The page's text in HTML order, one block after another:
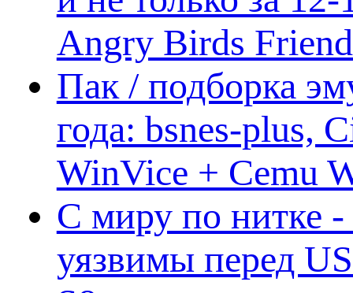
Angry Birds
Пак / подборка
года: bsnes-plus,
WinVice + Cemu
С миру по нитке
уязвимы перед